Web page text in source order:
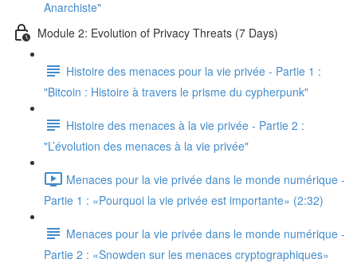
Anarchiste"
Module 2: Evolution of Privacy Threats (7 Days)
Histoire des menaces pour la vie privée - Partie 1 :
"Bitcoin : Histoire à travers le prisme du cypherpunk"
Histoire des menaces à la vie privée - Partie 2 :
"L’évolution des menaces à la vie privée"
Menaces pour la vie privée dans le monde numérique -
Partie 1 : «Pourquoi la vie privée est importante» (2:32)
Menaces pour la vie privée dans le monde numérique -
Partie 2 : «Snowden sur les menaces cryptographiques»